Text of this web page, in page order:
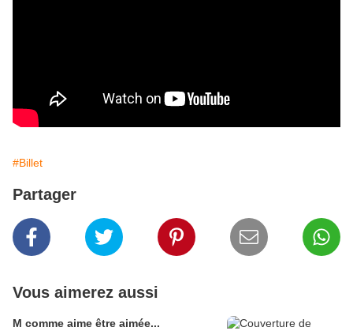
#Billet
Partager
Vous aimerez aussi
M comme aime être aimée...